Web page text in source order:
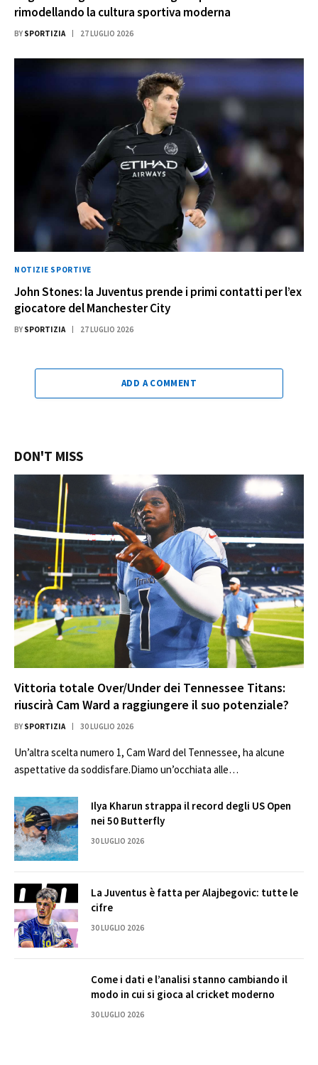
rimodellando la cultura sportiva moderna
BY SPORTIZIA 27 LUGLIO 2026
NOTIZIE SPORTIVE
John Stones: la Juventus prende i primi contatti per l’ex
giocatore del Manchester City
BY SPORTIZIA 27 LUGLIO 2026
ADD A COMMENT
DON'T MISS
Vittoria totale Over/Under dei Tennessee Titans:
riuscirà Cam Ward a raggiungere il suo potenziale?
BY SPORTIZIA 30 LUGLIO 2026
Un’altra scelta numero 1, Cam Ward del Tennessee, ha alcune
aspettative da soddisfare.Diamo un’occhiata alle…
Ilya Kharun strappa il record degli US Open
nei 50 Butterfly
30 LUGLIO 2026
La Juventus è fatta per Alajbegovic: tutte le
cifre
30 LUGLIO 2026
Come i dati e l’analisi stanno cambiando il
modo in cui si gioca al cricket moderno
30 LUGLIO 2026